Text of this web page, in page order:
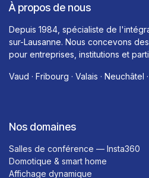
À propos de nous
Depuis 1984, spécialiste de
sur-Lausanne. Nous concevons
pour entreprises, institutions et
Vaud · Fribourg · Valais · Neuchâtel
Nos domaines
Salles de conférence — Insta360
Domotique & smart home
Affichage dynamique